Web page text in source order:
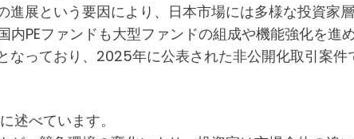
展という要因により、日本市場には多様な投資家
内PEファンドも大型ファンドの組成や機能強化を
なっており、2025年に公表された非公開化取引案
述べています。